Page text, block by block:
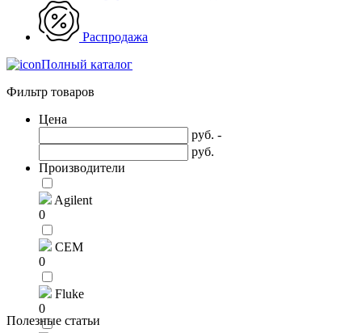
Распродажа
Полный каталог
Фильтр товаров
Цена
руб. -
руб.
Производители
Agilent
0
CEM
0
Fluke
0
Полезные статьи